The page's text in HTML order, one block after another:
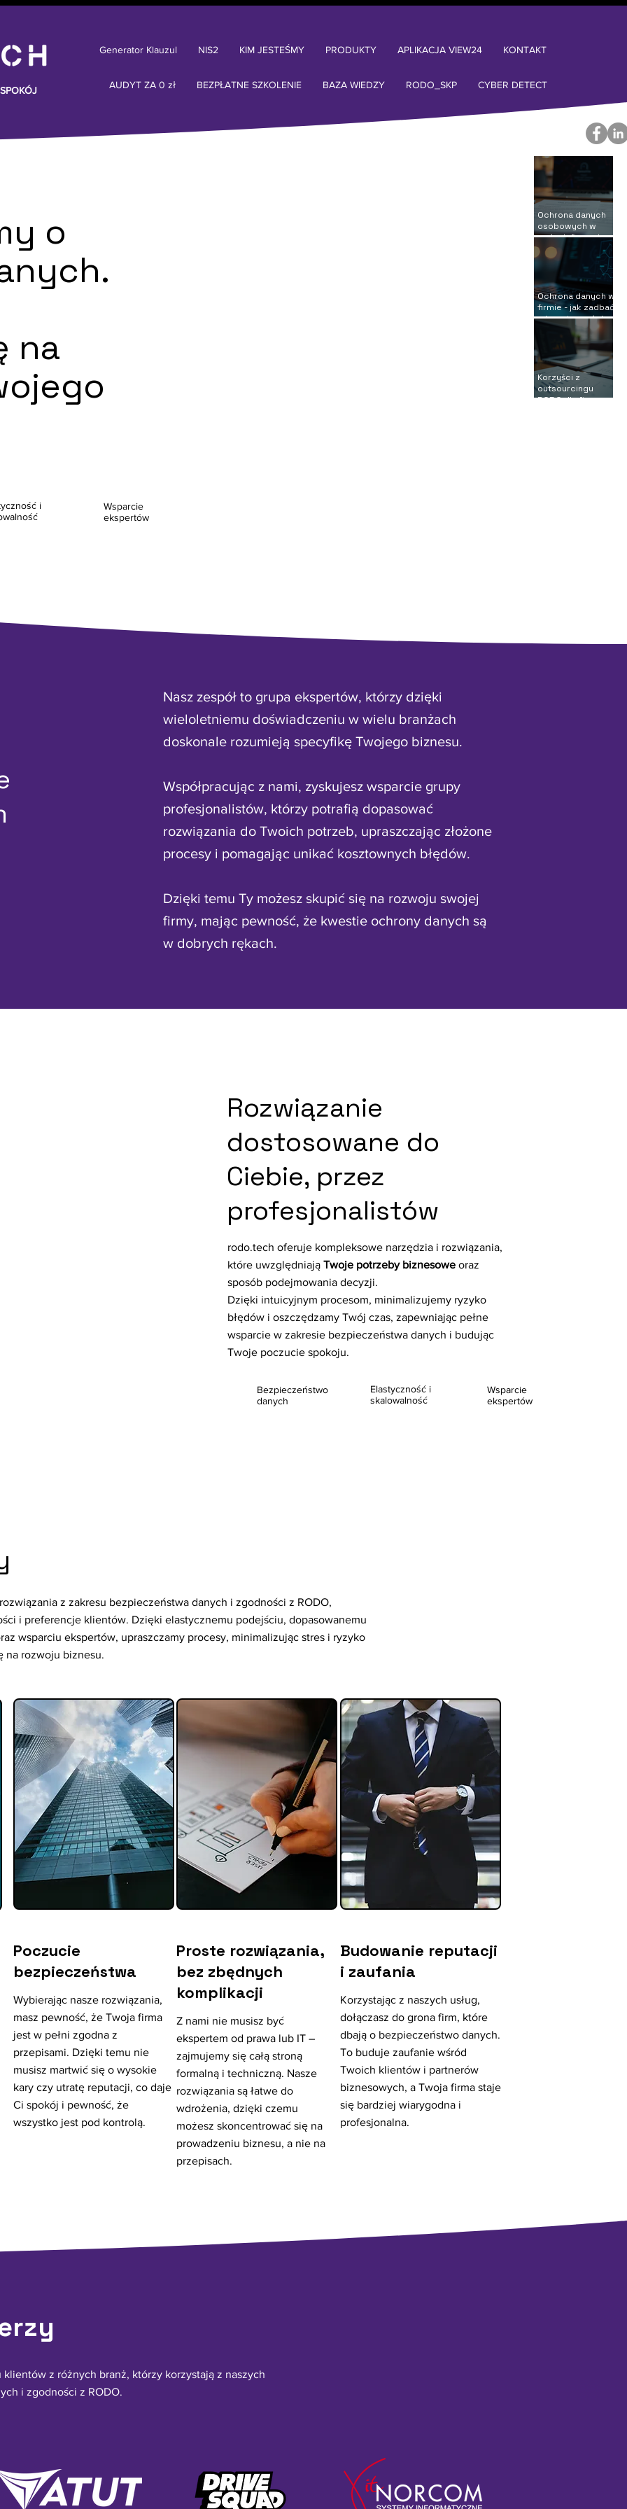
Generator Klauzul NIS2 KIM JESTEŚMY PRODUKTY APLIKACJA VIEW24 KONTAKT
AUDYT ZA 0 zł BEZPŁATNE SZKOLENIE BAZA WIEDZY RODO_SKP CYBER DETECT
Ochrona danych
osobowych w
małych firmach –
jak zadbać o
bezpieczeństwo?
Ochrona danych w
firmie - jak zadbać
o bezpieczeństwo
informacji w małej
Korzyści z
outsourcingu
RODO dla firm –
o
na
i
Wsparcie
ekspertów
Nasz zespół to grupa ekspertów, którzy dzięki
wieloletniemu doświadczeniu w wielu branżach
doskonale rozumieją specyfikę Twojego biznesu.
Współpracując z nami, zyskujesz wsparcie grupy
profesjonalistów, którzy potrafią dopasować
rozwiązania do Twoich potrzeb, upraszczając złożone
procesy i pomagając unikać kosztownych błędów.
Dzięki temu Ty możesz skupić się na rozwoju swojej
firmy, mając pewność, że kwestie ochrony danych są
w dobrych rękach.
Rozwiązanie
dostosowane do
Ciebie, przez
profesjonalistów
rodo.tech oferuje kompleksowe narzędzia i rozwiązania,
które uwzględniają Twoje potrzeby biznesowe oraz
sposób podejmowania decyzji.
Dzięki intuicyjnym procesom, minimalizujemy ryzyko
błędów i oszczędzamy Twój czas, zapewniając pełne
wsparcie w zakresie bezpieczeństwa danych i budując
Twoje poczucie spokoju.
Bezpieczeństwo
danych
Elastyczność i
skalowalność
Wsparcie
ekspertów
z zakresu bezpieczeństwa danych i zgodności z RODO,
i preferencje klientów. Dzięki elastycznemu podejściu, dopasowanemu
wsparciu ekspertów, upraszczamy procesy, minimalizując stres i ryzyko
na rozwoju biznesu.
Poczucie
bezpieczeństwa
Wybierając nasze rozwiązania,
masz pewność, że Twoja firma
jest w pełni zgodna z
przepisami. Dzięki temu nie
musisz martwić się o wysokie
kary czy utratę reputacji, co daje
Ci spokój i pewność, że
wszystko jest pod kontrolą.
Proste rozwiązania,
bez zbędnych
komplikacji
Z nami nie musisz być
ekspertem od prawa lub IT –
zajmujemy się całą stroną
formalną i techniczną. Nasze
rozwiązania są łatwe do
wdrożenia, dzięki czemu
możesz skoncentrować się na
prowadzeniu biznesu, a nie na
przepisach.
Budowanie reputacji
i zaufania
Korzystając z naszych usług,
dołączasz do grona firm, które
dbają o bezpieczeństwo danych.
To buduje zaufanie wśród
Twoich klientów i partnerów
biznesowych, a Twoja firma staje
się bardziej wiarygodna i
profesjonalna.
z różnych branż, którzy korzystają z naszych
i zgodności z RODO.